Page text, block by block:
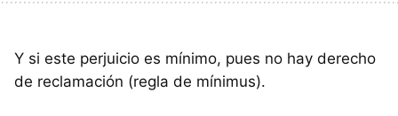
Y si este perjuicio es mínimo, pues no hay derecho
de reclamación (regla de mínimus).